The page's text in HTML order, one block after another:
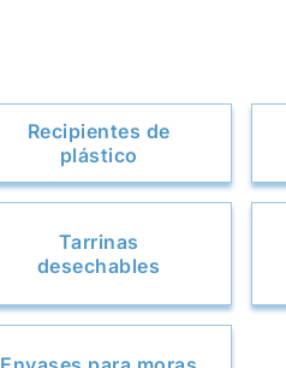
Recipientes de
plástico
Tarrinas
desechables